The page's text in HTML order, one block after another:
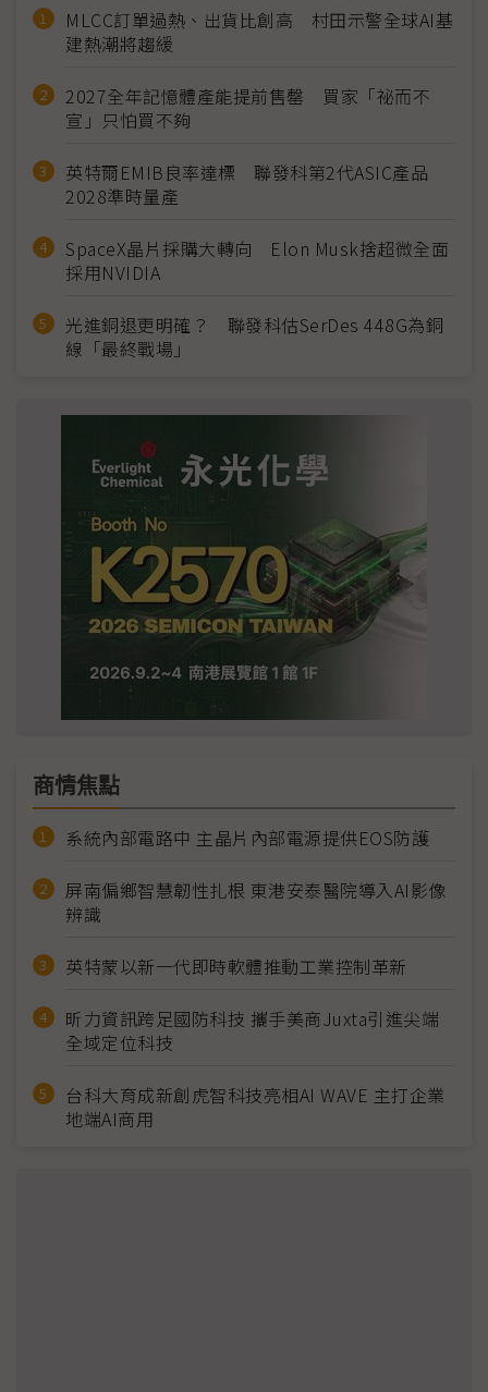
MLCC訂單過熱、出貨比創高 村田示警全球AI基
建熱潮將趨緩
2027全年記憶體產能提前售罄 買家「祕而不
宣」只怕買不夠
英特爾EMIB良率達標 聯發科第2代ASIC產品
2028準時量產
SpaceX晶片採購大轉向 Elon Musk捨超微全面
採用NVIDIA
光進銅退更明確？ 聯發科估SerDes 448G為銅
線「最終戰場」
商情焦點
系統內部電路中 主晶片內部電源提供EOS防護
屏南偏鄉智慧韌性扎根 東港安泰醫院導入AI影像
辨識
英特蒙以新一代即時軟體推動工業控制革新
昕力資訊跨足國防科技 攜手美商Juxta引進尖端
全域定位科技
台科大育成新創虎智科技亮相AI WAVE 主打企業
地端AI商用